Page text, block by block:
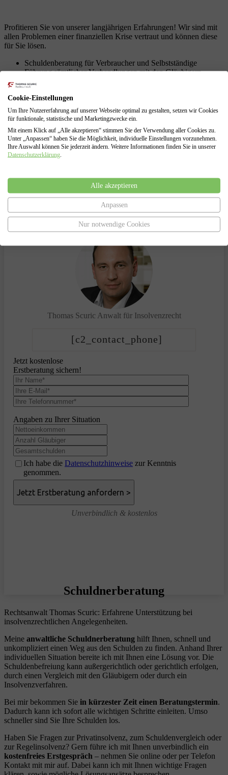
Profitieren Sie von unserer langjährigen Erfahrungen! Wir sind mit
allen Problemen einer finanziellen Krise vertraut und können diese
für Sie lösen.
Schuldenberatung für Verbraucher und Selbstständige
Führung sämtlicher Verhandlungen mit den Gläubigern
Erarbeitung von Lösungen zur Vermeidung des
Insolvenzverfahrens
Insolvenzantragsstellung und Begleitung durch das
Insolvenzverfahren
Vertretung gegenüber dem Insolvenzgericht und dem
Insolvenzverwalter
Haben Sie Fragen?
Sprechen Sie uns an.
Wir helfen Ihnen gerne!
Thomas Scuric Anwalt für Insolvenzrecht
[c2_contact_phone]
Jetzt kostenlose
Erstberatung sichern!
Angaben zu Ihrer Situation
Ich habe die Datenschutzhinweise zur Kenntnis
genommen.
Unverbindlich & kostenlos
Schuldnerberatung
Rechtsanwalt Thomas Scuric: Erfahrene Unterstützung bei
insolvenzrechtlichen Angelegenheiten.
Meine anwaltliche Schuldnerberatung hilft Ihnen, schnell und
unkompliziert einen Weg aus den Schulden zu finden. Anhand Ihrer
individuellen Situation bereite ich mit Ihnen eine Lösung vor. Die
Schuldenbefreiung kann außergerichtlich oder gerichtlich erfolgen,
durch einen Vergleich mit den Gläubigern oder durch ein
Insolvenzverfahren.
Bei mir bekommen Sie in kürzester Zeit einen Beratungstermin.
Dadurch kann ich sofort alle wichtigen Schritte einleiten. Umso
schneller sind Sie Ihre Schulden los.
Haben Sie Fragen zur Privatinsolvenz, zum Schuldenvergleich oder
zur Regelinsolvenz? Gern führe ich mit Ihnen unverbindlich ein
kostenfreies Erstgespräch – nehmen Sie online oder per Telefon
Kontakt mit mir auf. Dabei kann ich mit Ihnen wichtige Fragen
Cookie-Einstellungen
Um Ihre Nutzererfahrung auf unserer Webseite optimal zu gestalten, setzen wir Cookies
für funktionale, statistische und Marketingzwecke ein.
Mit einem Klick auf „Alle akzeptieren“ stimmen Sie der Verwendung aller Cookies zu.
Unter „Anpassen“ haben Sie die Möglichkeit, individuelle Einstellungen vorzunehmen.
Ihre Auswahl können Sie jederzeit ändern. Weitere Informationen finden Sie in unserer
Datenschutzerklärung
Alle akzeptieren
Anpassen
Nur notwendige Cookies